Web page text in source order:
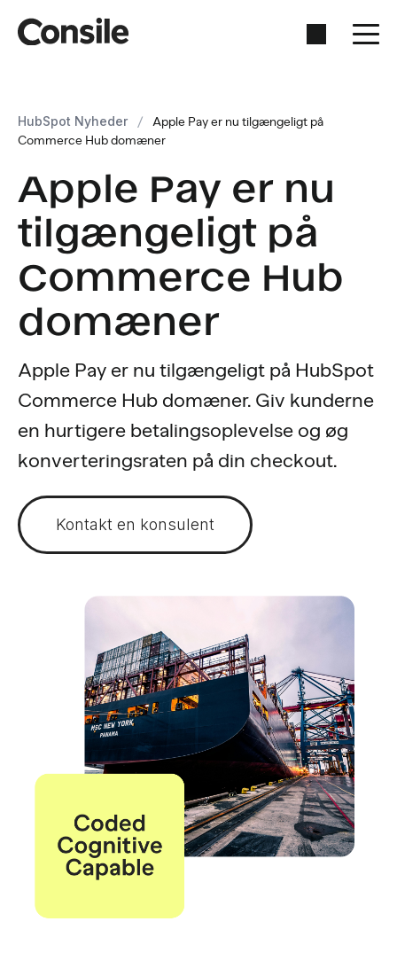
HubSpot Nyheder /
Apple Pay er nu tilgængeligt på
Commerce Hub domæner
Apple Pay er nu
tilgængeligt på
Commerce Hub
domæner
Apple Pay er nu tilgængeligt på HubSpot
Commerce Hub domæner. Giv kunderne
en hurtigere betalingsoplevelse og øg
konverteringsraten på din checkout.
Kontakt en konsulent